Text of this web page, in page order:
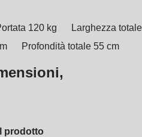
120 kg
Larghezza totale
Profondità totale 55 cm
prodotto